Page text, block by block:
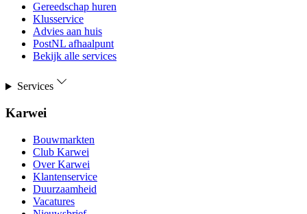
Gereedschap huren
Klusservice
Advies aan huis
PostNL afhaalpunt
Bekijk alle services
Services
Karwei
Bouwmarkten
Club Karwei
Over Karwei
Klantenservice
Duurzaamheid
Vacatures